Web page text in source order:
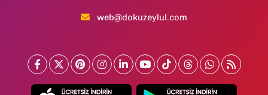
web@dokuzeylul.com